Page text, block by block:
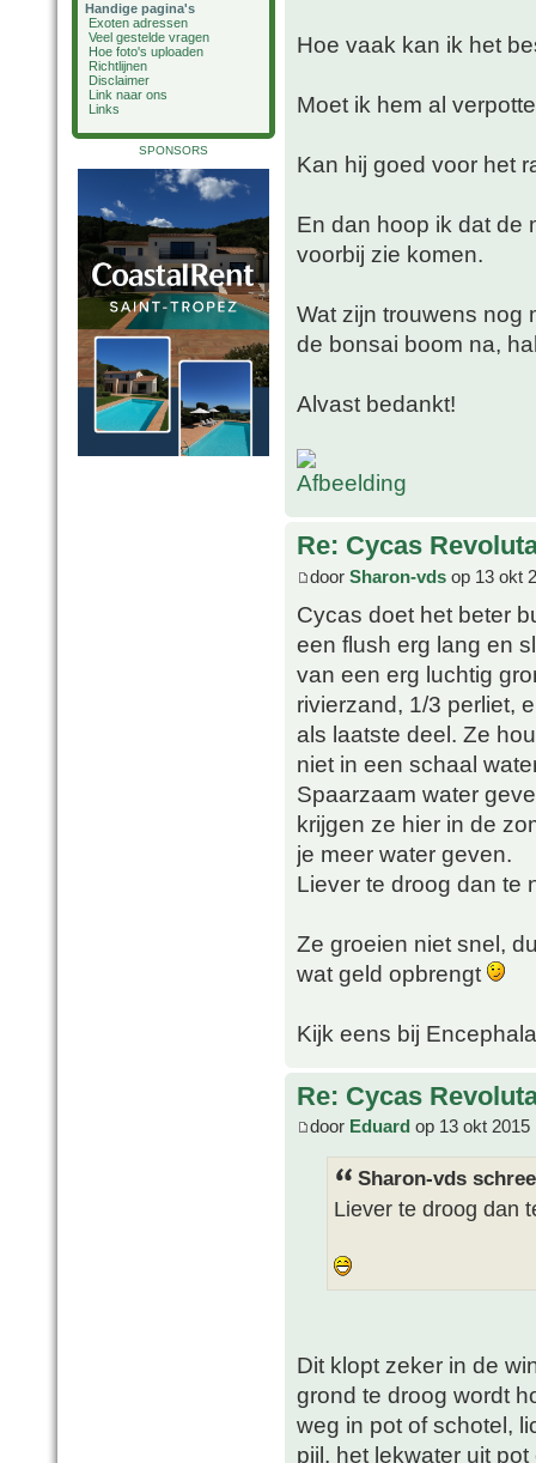
Handige pagina's
Exoten adressen
Veel gestelde vragen
Hoe foto's uploaden
Richtlijnen
Disclaimer
Link naar ons
Links
SPONSORS
Hoe vaak kan ik het
Moet ik hem al
Kan hij goed voor het
En dan hoop ik dat de
voorbij zie komen.
Wat zijn trouwens nog
de bonsai boom na,
Alvast bedankt!
Re: Cycas
door Sharon-vds op 13 okt
Cycas doet het beter
een flush erg lang en
van een erg luchtig
rivierzand, 1/3 perliet,
als laatste deel. Ze
niet in een schaal
Spaarzaam water
krijgen ze hier in de
je meer water geven.
Liever te droog dan te
Ze groeien niet snel,
wat geld opbrengt
Kijk eens bij
Re: Cycas
door Eduard op 13 okt 2015
Sharon-vds
Liever te droog dan
Dit klopt zeker in de
grond te droog wordt
weg in pot of schotel,
pijl, het lekwater uit